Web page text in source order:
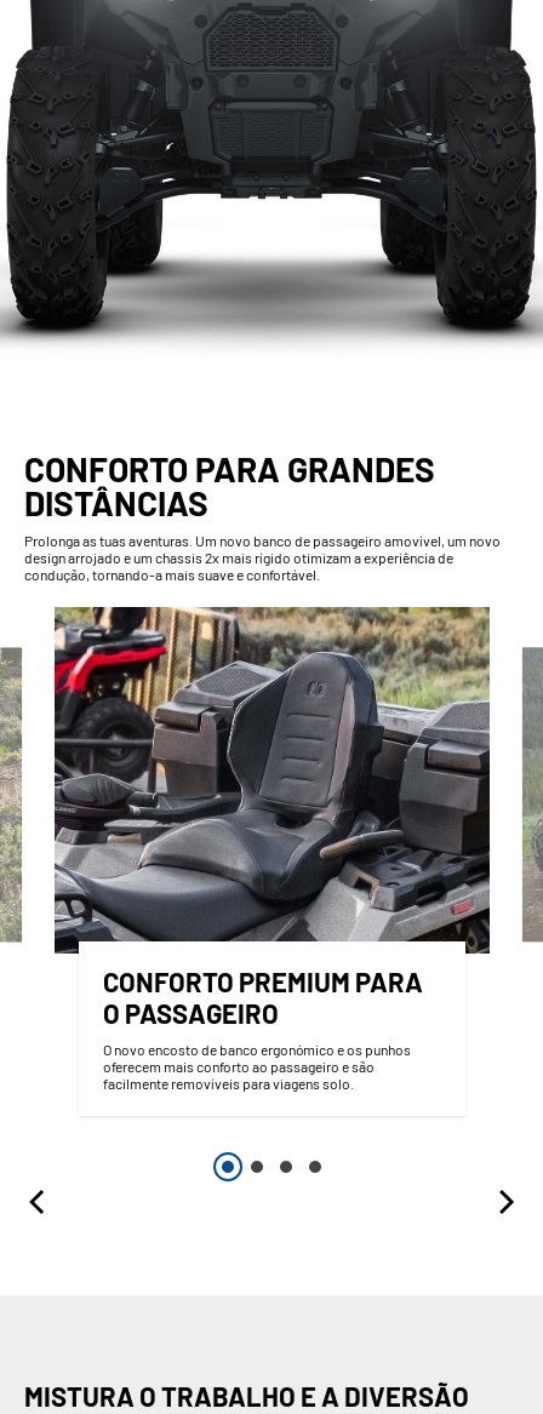
CONFORTO PARA GRANDES
DISTÂNCIAS
Prolonga as tuas aventuras. Um novo banco de passageiro amovível, um novo
design arrojado e um chassis 2x mais rígido otimizam a experiência de
condução, tornando-a mais suave e confortável.
CONFORTO PREMIUM PARA
O PASSAGEIRO
O novo encosto de banco ergonómico e os punhos
oferecem mais conforto ao passageiro e são
facilmente removíveis para viagens solo.
MISTURA O TRABALHO E A DIVERSÃO